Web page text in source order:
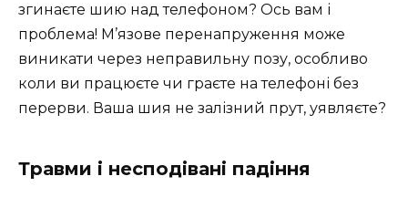
згинаєте шию над телефоном? Ось вам і
проблема! М’язове перенапруження може
виникати через неправильну позу, особливо
коли ви працюєте чи граєте на телефоні без
перерви. Ваша шия не залізний прут, уявляєте?
Травми і несподівані падіння